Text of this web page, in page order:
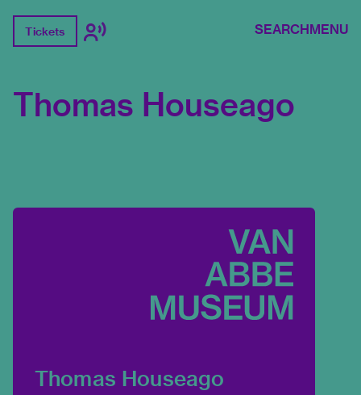
Tickets SEARCHMENU
Thomas Houseago
Thomas Houseago